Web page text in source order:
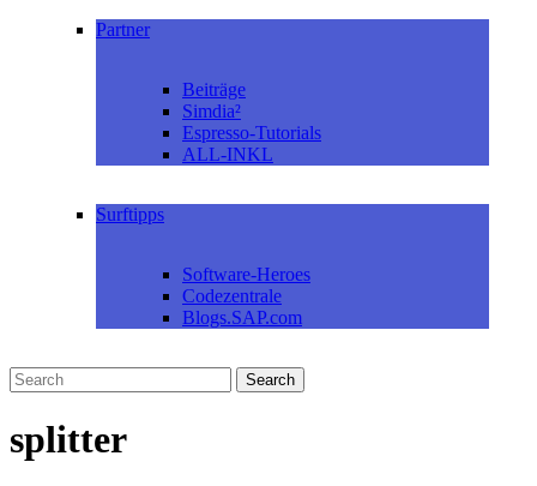
Partner
Beiträge
Simdia²
Espresso-Tutorials
ALL-INKL
Surftipps
Software-Heroes
Codezentrale
Blogs.SAP.com
splitter